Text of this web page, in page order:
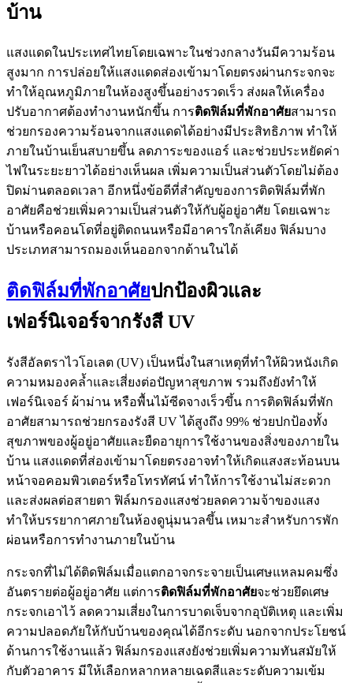
บ้าน
แสงแดดในประเทศไทยโดยเฉพาะในช่วงกลางวันมีความร้อน
สูงมาก การปล่อยให้แสงแดดส่องเข้ามาโดยตรงผ่านกระจกจะ
ทำให้อุณหภูมิภายในห้องสูงขึ้นอย่างรวดเร็ว ส่งผลให้เครื่อง
ปรับอากาศต้องทำงานหนักขึ้น การติดฟิล์มที่พักอาศัยสามารถ
ช่วยกรองความร้อนจากแสงแดดได้อย่างมีประสิทธิภาพ ทำให้
ภายในบ้านเย็นสบายขึ้น ลดภาระของแอร์ และช่วยประหยัดค่า
ไฟในระยะยาวได้อย่างเห็นผล เพิ่มความเป็นส่วนตัวโดยไม่ต้อง
ปิดม่านตลอดเวลา อีกหนึ่งข้อดีที่สำคัญของการติดฟิล์มที่พัก
อาศัยคือช่วยเพิ่มความเป็นส่วนตัวให้กับผู้อยู่อาศัย โดยเฉพาะ
บ้านหรือคอนโดที่อยู่ติดถนนหรือมีอาคารใกล้เคียง ฟิล์มบาง
ประเภทสามารถมองเห็นออกจากด้านในได้
ติดฟิล์มที่พักอาศัยปกป้องผิวและ
เฟอร์นิเจอร์จากรังสี UV
รังสีอัลตราไวโอเลต (UV) เป็นหนึ่งในสาเหตุที่ทำให้ผิวหนังเกิด
ความหมองคล้ำและเสี่ยงต่อปัญหาสุขภาพ รวมถึงยังทำให้
เฟอร์นิเจอร์ ผ้าม่าน หรือพื้นไม้ซีดจางเร็วขึ้น การติดฟิล์มที่พัก
อาศัยสามารถช่วยกรองรังสี UV ได้สูงถึง 99% ช่วยปกป้องทั้ง
สุขภาพของผู้อยู่อาศัยและยืดอายุการใช้งานของสิ่งของภายใน
บ้าน แสงแดดที่ส่องเข้ามาโดยตรงอาจทำให้เกิดแสงสะท้อนบน
หน้าจอคอมพิวเตอร์หรือโทรทัศน์ ทำให้การใช้งานไม่สะดวก
และส่งผลต่อสายตา ฟิล์มกรองแสงช่วยลดความจ้าของแสง
ทำให้บรรยากาศภายในห้องดูนุ่มนวลขึ้น เหมาะสำหรับการพัก
ผ่อนหรือการทำงานภายในบ้าน
กระจกที่ไม่ได้ติดฟิล์มเมื่อแตกอาจกระจายเป็นเศษแหลมคมซึ่ง
อันตรายต่อผู้อยู่อาศัย แต่การติดฟิล์มที่พักอาศัยจะช่วยยึดเศษ
กระจกเอาไว้ ลดความเสี่ยงในการบาดเจ็บจากอุบัติเหตุ และเพิ่ม
ความปลอดภัยให้กับบ้านของคุณได้อีกระดับ นอกจากประโยชน์
ด้านการใช้งานแล้ว ฟิล์มกรองแสงยังช่วยเพิ่มความทันสมัยให้
กับตัวอาคาร มีให้เลือกหลากหลายเฉดสีและระดับความเข้ม